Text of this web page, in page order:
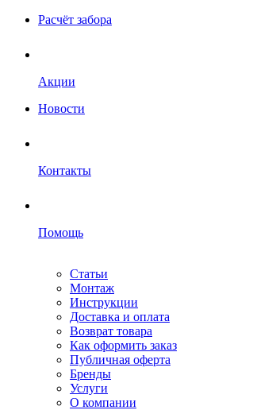
Расчёт забора
Акции
Новости
Контакты
Помощь
Статьи
Монтаж
Инструкции
Доставка и оплата
Возврат товара
Как оформить заказ
Публичная оферта
Бренды
Услуги
О компании